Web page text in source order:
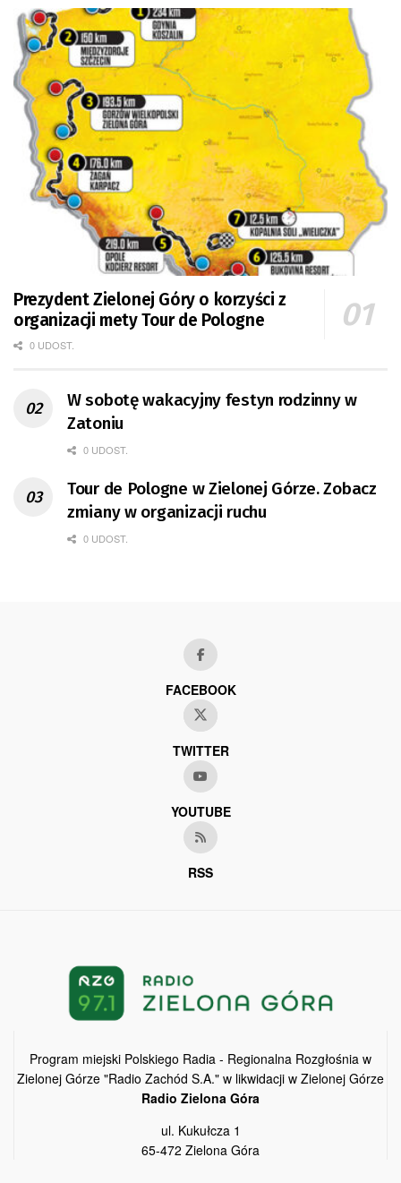
Prezydent Zielonej Góry o korzyści z
organizacji mety Tour de Pologne
0 UDOST.
W sobotę wakacyjny festyn rodzinny w
Zatoniu
0 UDOST.
Tour de Pologne w Zielonej Górze. Zobacz
zmiany w organizacji ruchu
0 UDOST.
FACEBOOK
TWITTER
YOUTUBE
RSS
Program miejski Polskiego Radia - Regionalna Rozgłośnia w
Zielonej Górze "Radio Zachód S.A." w likwidacji w Zielonej Górze
Radio Zielona Góra
ul. Kukułcza 1
65-472 Zielona Góra